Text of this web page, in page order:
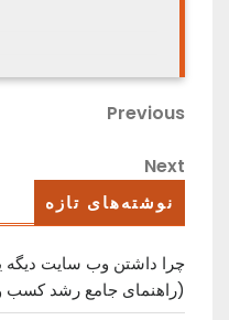
راهبری
نوشته
Previous
Previous
Next
Next
نوشته‌های تازه
چرا داشتن وب سایت
(راهنمای جامع رشد کسب